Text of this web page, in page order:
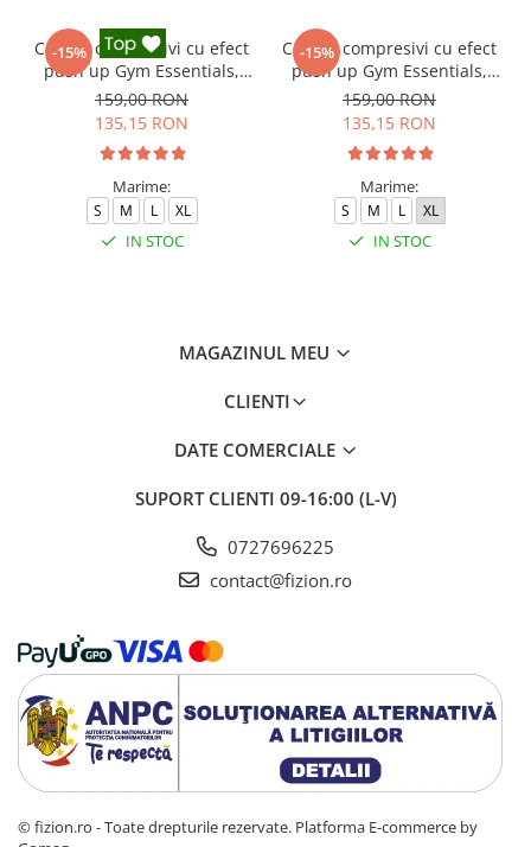
-15%
Colanti compresivi cu efect
push up Gym Essentials,
Negru
159,00 RON
135,15 RON
Marime:
S M L XL
IN STOC
-15%
Colanti compresivi cu efect
push up Gym Essentials,
Verde
159,00 RON
135,15 RON
Marime:
S M L XL
IN STOC
MAGAZINUL MEU
CLIENTI
DATE COMERCIALE
SUPORT CLIENTI 09-16:00 (L-V)
0727696225
contact@fizion.ro
© fizion.ro - Toate drepturile rezervate. Platforma E-commerce by